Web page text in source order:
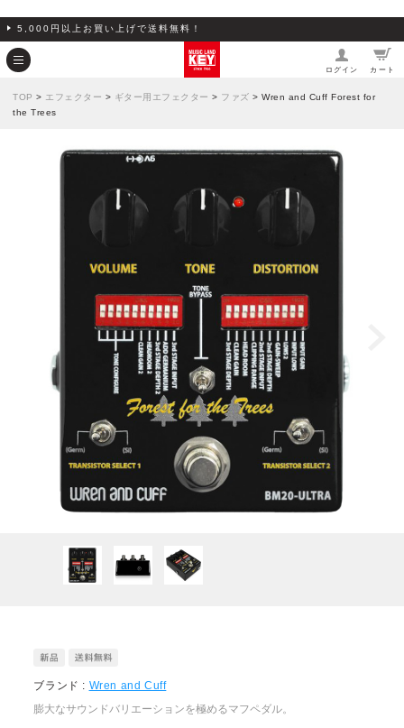
5,000円以上お買い上げで送料無料！
ログイン カート
TOP > エフェクター > ギター用エフェクター > ファズ > Wren and Cuff Forest for
the Trees
ブランド : Wren and Cuff
膨大なサウンドバリエーションを極めるマフペダル。